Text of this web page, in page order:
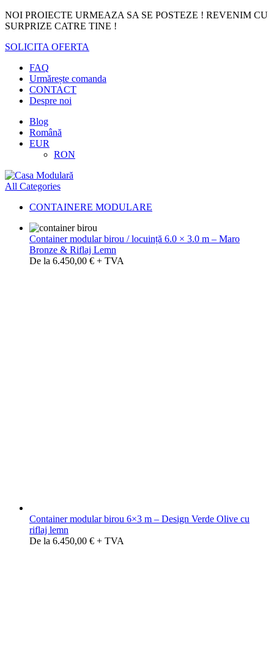
NOI PROIECTE URMEAZA SA SE POSTEZE ! REVENIM CU
SURPRIZE CATRE TINE !
SOLICITA OFERTA
FAQ
Urmărește comanda
CONTACT
Despre noi
Blog
Română
EUR
RON
All Categories
CONTAINERE MODULARE
Container modular birou / locuință 6.0 × 3.0 m – Maro
Bronze & Riflaj Lemn
De la 6.450,00 € + TVA
Container modular birou 6×3 m – Design Verde Olive cu
riflaj lemn
De la 6.450,00 € + TVA